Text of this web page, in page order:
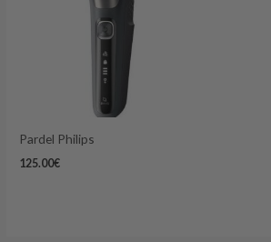
Pardel Philips
125.00€